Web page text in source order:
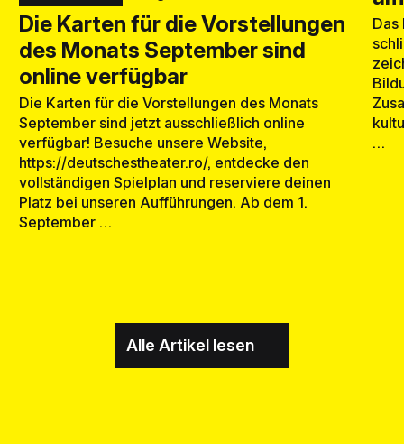
Die Karten für die Vorstellungen
des Monats September sind
online verfügbar
Die Karten für die Vorstellungen des Monats
September sind jetzt ausschließlich online
verfügbar! Besuche unsere Website,
https://deutschestheater.ro/, entdecke den
vollständigen Spielplan und reserviere deinen
Platz bei unseren Aufführungen. Ab dem 1.
September …
Das
…
Alle Artikel lesen